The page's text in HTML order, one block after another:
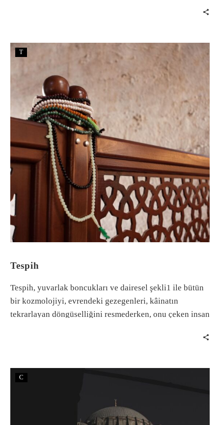
T
Tespih
Tespih, yuvarlak boncukları ve dairesel şekli1 ile bütün
bir kozmolojiyi, evrendeki gezegenleri, kâinatın
tekrarlayan döngüselliğini resmederken, onu çeken insan
C